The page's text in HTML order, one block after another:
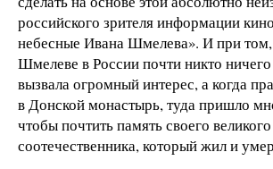
российского зрителя информации
небесные Ивана Шмелева». И при том,
Шмелеве в России почти никто ничего
вызвала огромный интерес, а когда
в Донской монастырь, туда пришло
чтобы почтить память своего великого
соотечественника, который жил и